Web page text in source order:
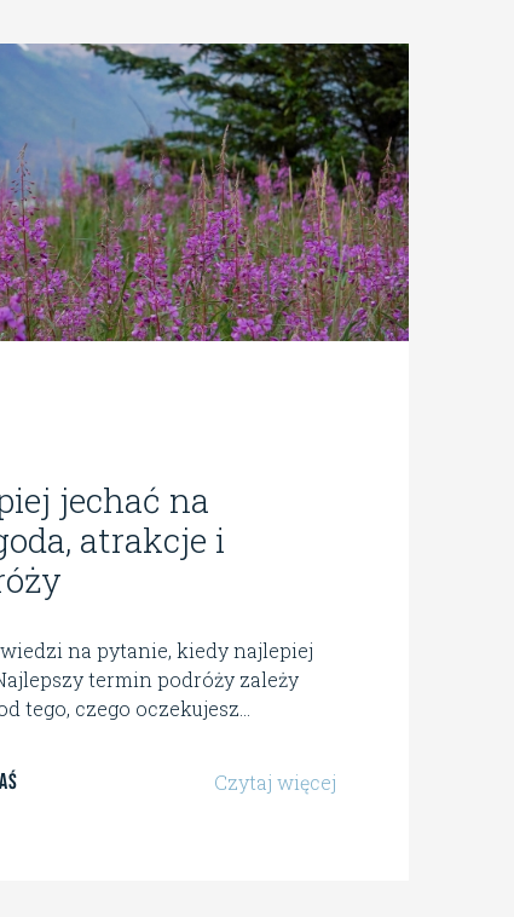
jechać na
atrakcje i
na pytanie, kiedy najlepiej
termin podróży zależy
tego, czego oczekujesz...
Czytaj więcej